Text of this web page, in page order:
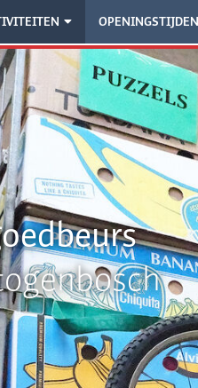
OPENINGSTIJDEN